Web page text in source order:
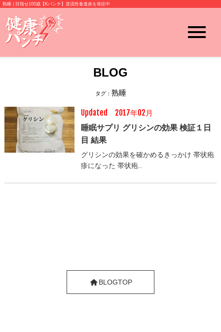
熟睡 | 目指せ100歳【Kパンチ】逆流性食道炎を発症中
BLOG
タグ： 熟睡
Updated 2017年02月
睡眠サプリ グリシンの効果 検証１日
目 結果
グリシンの効果を確かめるきっかけ 帯状疱
疹になった 帯状疱..
BLOGTOP